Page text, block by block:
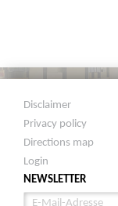
Disclaimer
Privacy policy
Directions map
Login
NEWSLETTER